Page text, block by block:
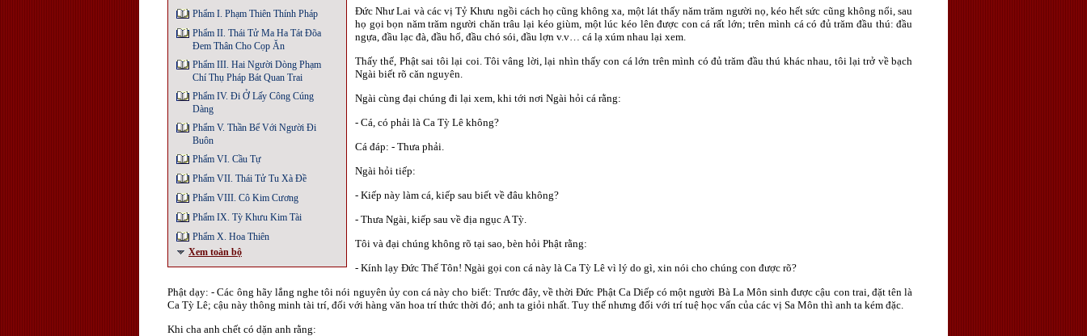
Phẩm I. Phạm Thiên Thính Pháp
Phẩm II. Thái Tử Ma Ha Tát Đõa
Đem Thân Cho Cọp Ăn
Phẩm III. Hai Người Dòng Phạm
Chí Thụ Pháp Bát Quan Trai
Phẩm IV. Đi Ở Lấy Công Cúng
Dàng
Phẩm V. Thần Bể Với Người Đi
Buôn
Phẩm VI. Cầu Tự
Phẩm VII. Thái Tử Tu Xà Đề
Phẩm VIII. Cô Kim Cương
Phẩm IX. Tỳ Khưu Kim Tài
Phẩm X. Hoa Thiên
Xem toàn bộ
Đức Như Lai và các vị Tỷ Khưu ngồi cách họ cũng không xa, một lát thấy năm trăm người nọ, kéo hết sức cũng không nổi, sau
họ gọi bọn năm trăm người chăn trâu lại kéo giùm, một lúc kéo lên được con cá rất lớn; trên mình cá có đủ trăm đầu thú: đầu
ngựa, đầu lạc đà, đầu hổ, đầu chó sói, đầu lợn v.v… cá lạ xúm nhau lại xem.
Thấy thế, Phật sai tôi lại coi. Tôi vâng lời, lại nhìn thấy con cá lớn trên mình có đủ trăm đầu thú khác nhau, tôi lại trở về bạch
Ngài biết rõ căn nguyên.
Ngài cùng đại chúng đi lại xem, khi tới nơi Ngài hỏi cá rằng:
- Cá, có phải là Ca Tỳ Lê không?
Cá đáp: - Thưa phải.
Ngài hỏi tiếp:
- Kiếp này làm cá, kiếp sau biết về đâu không?
- Thưa Ngài, kiếp sau về địa ngục A Tỳ.
Tôi và đại chúng không rõ tại sao, bèn hỏi Phật rằng:
- Kính lạy Ðức Thế Tôn! Ngài gọi con cá này là Ca Tỳ Lê vì lý do gì, xin nói cho chúng con được rõ?
Phật dạy: - Các ông hãy lắng nghe tôi nói nguyên ủy con cá này cho biết: Trước đây, về thời Ðức Phật Ca Diếp có một người Bà La Môn sinh được cậu con trai, đặt tên là
Ca Tỳ Lê; cậu này thông minh tài trí, đối với hàng văn hoa trí thức thời đó; anh ta giỏi nhất. Tuy thế nhưng đối với trí tuệ học vấn của các vị Sa Môn thì anh ta kém đặc.
Khi cha anh chết có dặn anh rằng: